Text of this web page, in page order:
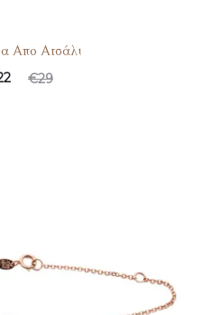
Απο Ατσάλι
€29